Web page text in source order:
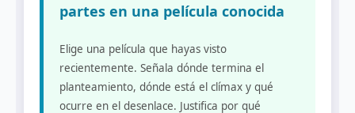
partes en una película conocida
Elige una película que hayas visto
recientemente. Señala dónde termina el
planteamiento, dónde está el clímax y qué
ocurre en el desenlace. Justifica por qué